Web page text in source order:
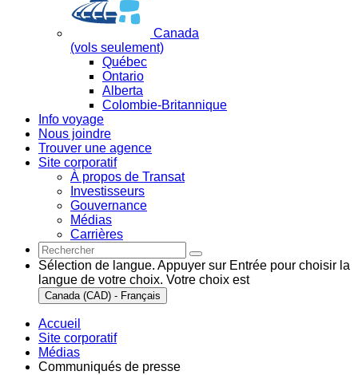
Canada
(vols seulement)
Québec
Ontario
Alberta
Colombie-Britannique
Info voyage
Nous joindre
Trouver une agence
Site corporatif
À propos de Transat
Investisseurs
Gouvernance
Médias
Carrières
Sélection de langue. Appuyer sur Entrée pour choisir la
langue de votre choix. Votre choix est
Canada (CAD) - Français
Accueil
Site corporatif
Médias
Communiqués de presse